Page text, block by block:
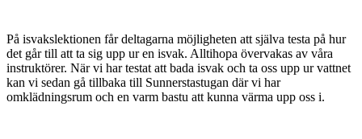
På isvakslektionen får deltagarna möjligheten att själva testa på hur
det går till att ta sig upp ur en isvak. Alltihopa övervakas av våra
instruktörer. När vi har testat att bada isvak och ta oss upp ur vattnet
kan vi sedan gå tillbaka till Sunnerstastugan där vi har
omklädningsrum och en varm bastu att kunna värma upp oss i.